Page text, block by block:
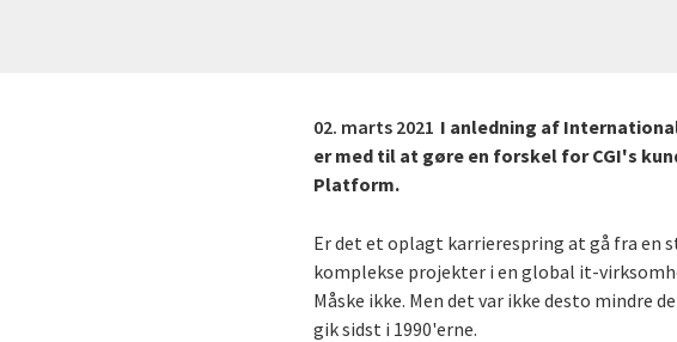
02. marts 2021 I anledning af
er med til at gøre en forskel for CGI's
Platform.
Er det et oplagt karrierespring at gå fra
komplekse projekter i en global it-
Måske ikke. Men det var ikke desto
gik sidst i 1990'erne.